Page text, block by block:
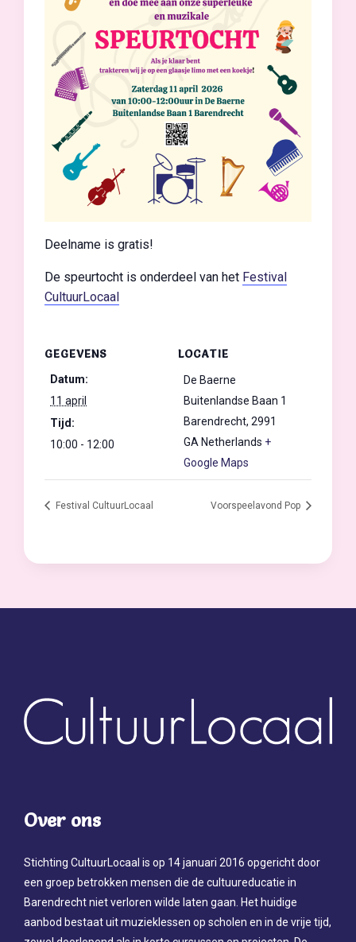
Deelname is gratis!
De speurtocht is onderdeel van het Festival
CultuurLocaal
GEGEVENS
Datum:
11 april
Tijd:
10:00 - 12:00
LOCATIE
De Baerne
Buitenlandse Baan 1
Barendrecht, 2991
GA Netherlands +
Google Maps
Festival CultuurLocaal Voorspeelavond Pop
Over ons
Stichting CultuurLocaal is op 14 januari 2016 opgericht door
een groep betrokken mensen die de cultuureducatie in
Barendrecht niet verloren wilde laten gaan. Het huidige
aanbod bestaat uit muzieklessen op scholen en in de vrije tijd,